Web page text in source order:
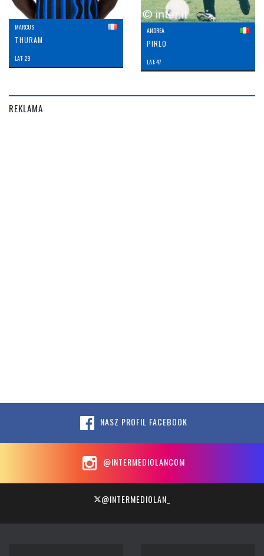
MARCUS
THURAM
LAT: 29
ANDREA
PIRLO
LAT: 47
REKLAMA
NASZ PROFIL FACEBOOK
@INTERMEDIOLANCOM
@INTERMEDIOLAN_